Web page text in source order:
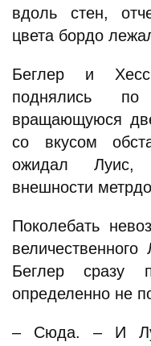
вдоль стен,
цвета бордо
Беглер и
поднялись
вращающуюся
со вкусом
ожидал Луис,
внешности
Поколебать
Беглер сразу
определенно не
– Сюда. – И